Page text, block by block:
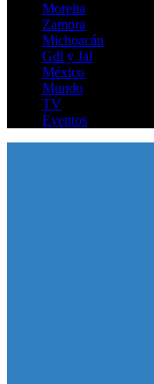
Morelia
Zamora
Michoacán
Gdl y Jal
México
Mundo
TV
Eventos